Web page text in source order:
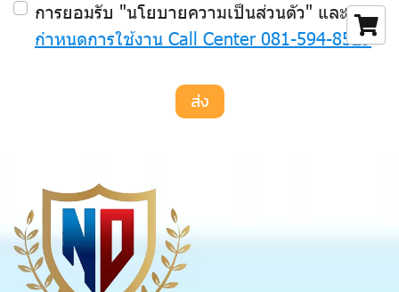
การยอมรับ "นโยบายความเป็นส่วนตัว" และข้อ
กำหนดการใช้งาน Call Center 081-594-8529
ส่ง